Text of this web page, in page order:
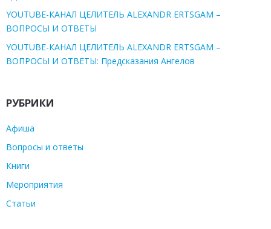
YOUTUBE-КАНАЛ ЦЕЛИТЕЛЬ ALEXANDR ERTSGAM –
ВОПРОСЫ И ОТВЕТЫ
YOUTUBE-КАНАЛ ЦЕЛИТЕЛЬ ALEXANDR ERTSGAM –
ВОПРОСЫ И ОТВЕТЫ: Предсказания Ангелов
РУБРИКИ
Афиша
Вопросы и ответы
Книги
Мероприятия
Статьи